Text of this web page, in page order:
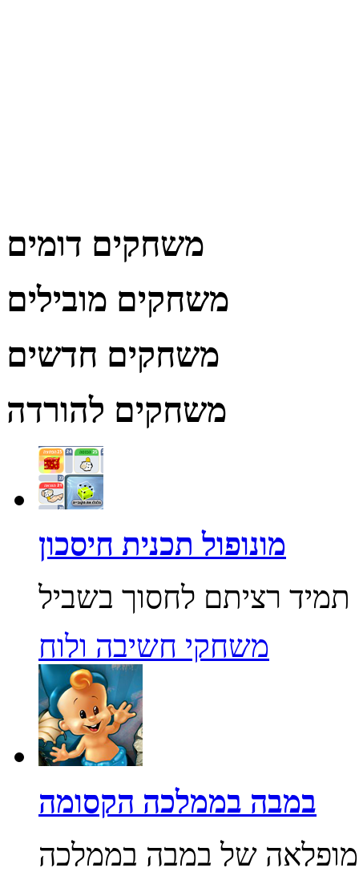
משחקים דומים
משחקים מובילים
משחקים חדשים
משחקים להורדה
מונופול תכנית חיסכון
משחקי חשיבה ולוח
במבה בממלכה הקסומה